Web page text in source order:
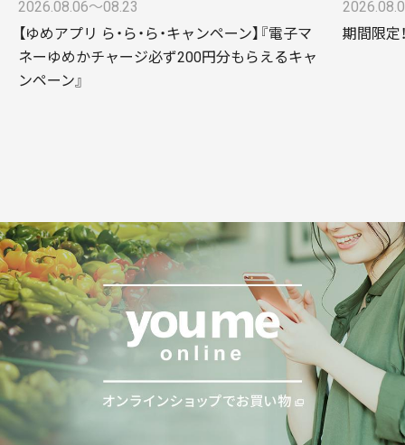
2026.08.06〜08.23
【ゆめアプリ ら・ら・ら・キャンペーン】『電子マ
ネーゆめかチャージ必ず200円分もらえるキャ
ンペーン』
期間限定